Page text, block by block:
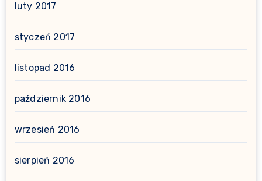
luty 2017
styczeń 2017
listopad 2016
październik 2016
wrzesień 2016
sierpień 2016